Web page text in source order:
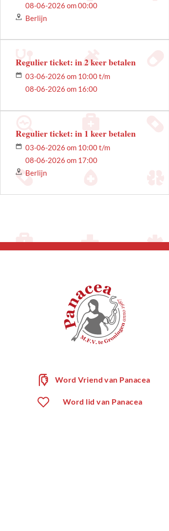
08-06-2026 om 00:00
Berlijn
Regulier ticket: in 2 keer betalen
03-06-2026 om 10:00 t/m
08-06-2026 om 16:00
Regulier ticket: in 1 keer betalen
03-06-2026 om 10:00 t/m
08-06-2026 om 17:00
Berlijn
Word Vriend van Panacea
Word lid van Panacea